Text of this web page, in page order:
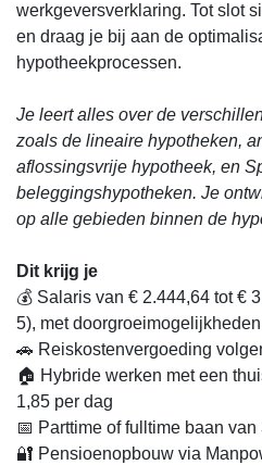
werkgeversverklaring. Tot slot
en draag je bij aan de
hypotheekprocessen.
Je leert alles over de
zoals de lineaire hypotheken,
aflossingsvrije hypotheek, en
beleggingshypotheken. Je
op alle gebieden binnen de
Dit krijg je
💰 Salaris van € 2.444,64 tot €
5), met
🚗 Reiskostenvergoeding
🏠 Hybride werken met een
1,85 per dag
📅 Parttime of fulltime baan
🔐 Pensioenopbouw via